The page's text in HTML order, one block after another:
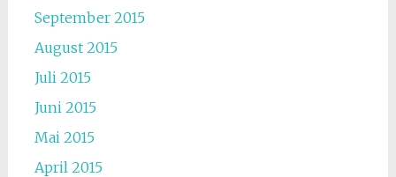
September 2015
August 2015
Juli 2015
Juni 2015
Mai 2015
April 2015